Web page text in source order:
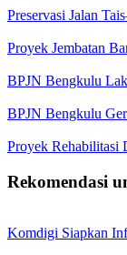
Preservasi Jalan
Proyek Jembatan
BPJN Bengkulu
BPJN Bengkulu
Proyek Rehabilitasi
Rekomendasi
Komdigi Siapkan